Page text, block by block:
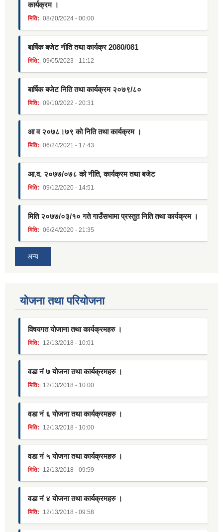
कार्यक्रम ।
मिति: 08/20/2024 - 00:00
बार्षिक बजेट नीति तथा कार्यक्र 2080/081
मिति: 09/05/2023 - 11:12
बार्षिक बजेट निति तथा कार्यक्रम २०७९/८०
मिति: 09/10/2022 - 20:31
आ व २०७८।७९ को निति तथा कार्यक्रम ।
मिति: 06/24/2021 - 17:43
आ.व. २०७७/०७८ को नीति, कार्यक्रम तथा बजेट
मिति: 09/12/2020 - 14:51
मिति २०७७/०३/१० गते गाउँसभामा प्रस्तुत निति तथा कार्यक्रम ।
मिति: 06/24/2020 - 21:35
अन्य
याेजना तथा परियाेजना
विषयगत योजाना तथा कार्यक्रमहरु ।
मिति: 12/13/2018 - 10:01
वडा नं ७ योजना तथा कार्यक्रमहरु ।
मिति: 12/13/2018 - 10:00
वडा नं ६ योजना तथा कार्यक्रमहरु ।
मिति: 12/13/2018 - 10:00
वडा नं ५ योजना तथा कार्यक्रमहरु ।
मिति: 12/13/2018 - 09:59
वडा नं ४ योजना तथा कार्यक्रमहरु ।
मिति: 12/13/2018 - 09:58